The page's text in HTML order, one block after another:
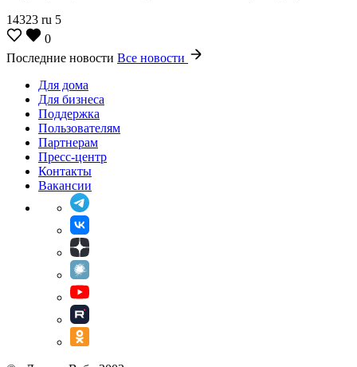
14323 ru 5
0
Последние новости Все новости
Для дома
Для бизнеса
Поддержка
Пользователям
Партнерам
Пресс-центр
Контакты
Вакансии